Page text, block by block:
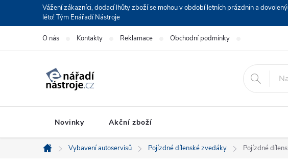
Vážení zákazníci, dodací lhůty zboží se mohou v období letních prázdnin a
léto! Tým Enářadí Nástroje
O nás Kontakty Reklamace Obchodní podmínky
Novinky Akční zboží
Domů
Vybavení autoservisů Pojízdné dílenské zvedáky Pojízdné